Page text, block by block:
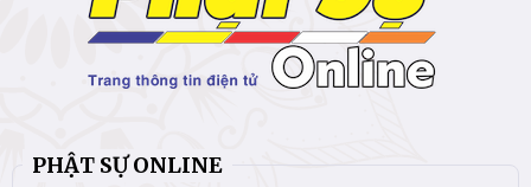
PHẬT SỰ ONLINE